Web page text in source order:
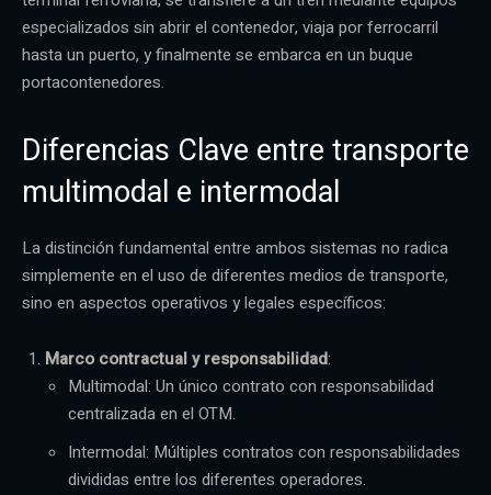
especializados sin abrir el contenedor, viaja por ferrocarril
hasta un puerto, y finalmente se embarca en un buque
portacontenedores.
Diferencias Clave entre transporte
multimodal e intermodal
La distinción fundamental entre ambos sistemas no radica
simplemente en el uso de diferentes medios de transporte,
sino en aspectos operativos y legales específicos:
Marco contractual y responsabilidad:
Multimodal: Un único contrato con responsabilidad
centralizada en el OTM.
Intermodal: Múltiples contratos con responsabilidades
divididas entre los diferentes operadores.